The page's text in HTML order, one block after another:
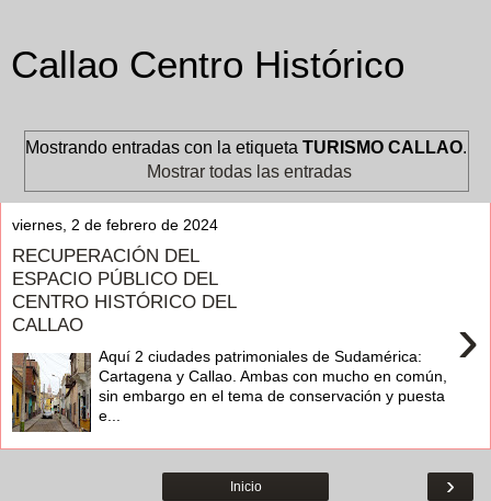
Callao Centro Histórico
Mostrando entradas con la etiqueta TURISMO CALLAO.
Mostrar todas las entradas
viernes, 2 de febrero de 2024
RECUPERACIÓN DEL
ESPACIO PÚBLICO DEL
CENTRO HISTÓRICO DEL
CALLAO
›
Aquí 2 ciudades patrimoniales de Sudamérica:
Cartagena y Callao. Ambas con mucho en común,
sin embargo en el tema de conservación y puesta
e...
›
Inicio